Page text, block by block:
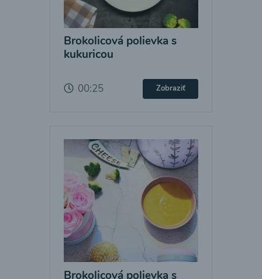
Brokolicová polievka s
kukuricou
00:25 Zobraziť
Brokolicová polievka s